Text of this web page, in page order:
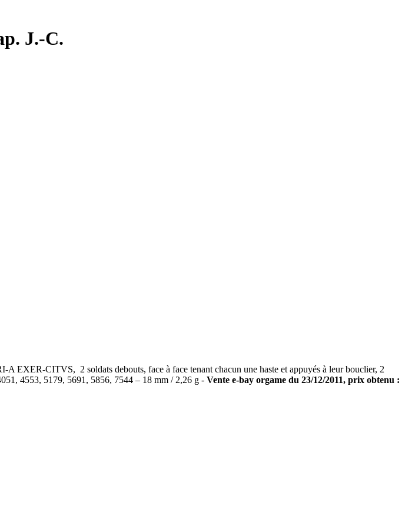
J.-C.
EXER-CITVS, 2 soldats debouts, face à face tenant chacun une haste et appuyés à leur bouclier, 2
4553, 5179, 5691, 5856, 7544 – 18 mm / 2,26 g - Vente e-bay orgame du 23/12/2011, prix obtenu :